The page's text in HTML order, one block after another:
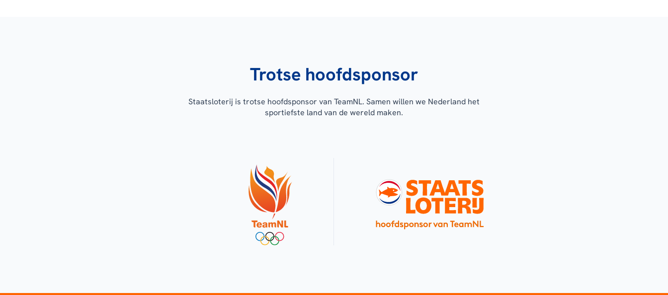
Trotse hoofdsponsor
Staatsloterij is trotse hoofdsponsor van TeamNL. Samen willen we Nederland het
sportiefste land van de wereld maken.